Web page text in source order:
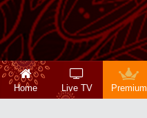
Home Live TV Premium